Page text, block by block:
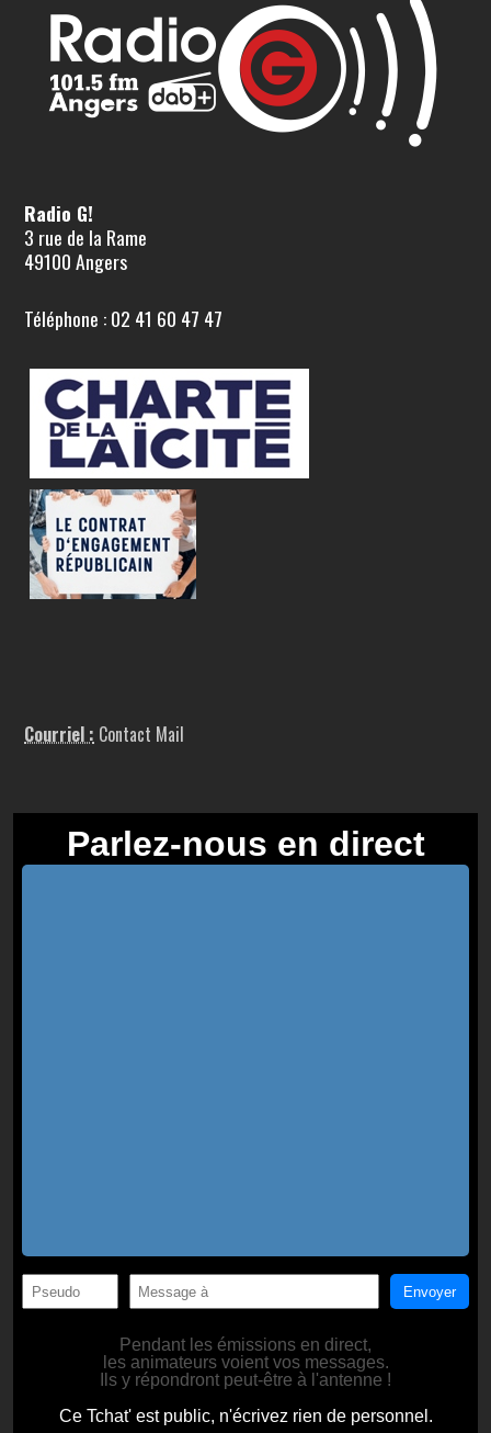
Radio G!
3 rue de la Rame
49100 Angers
Téléphone : 02 41 60 47 47
Courriel : Contact Mail